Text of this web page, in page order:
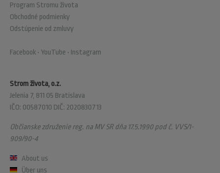
Strom života, o.z.
Jelenia 7, 811 05 Bratislava
IČO: 00587010 DIČ: 2020830713
Občianske združenie reg. na MV SR dňa 17.5.1990 pod č. VVS/1-
909/90-4
About us
Über uns
Program Stromu života
Obchodné podmienky
Odstúpenie od zmluvy
Facebook • YouTube • Instagram